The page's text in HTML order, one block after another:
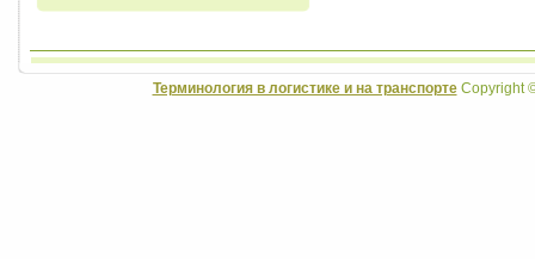
Терминология в логистике и на транспортеCopyright